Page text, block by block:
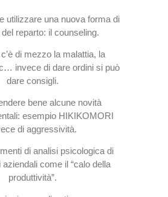
utilizzare una nuova forma di
reparto: il counseling.
di mezzo la malattia, la
invece di dare ordini si può
dare consigli.
bene alcune novità
esempio HIKIKOMORI
di aggressività.
di analisi psicologica di
aziendali come il “calo della
produttività”.